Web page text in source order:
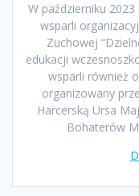
W październiku
wsparli
Zuchowej
edukacji
wsparli również
organizowany
Harcerską Ursa
Bohaterów